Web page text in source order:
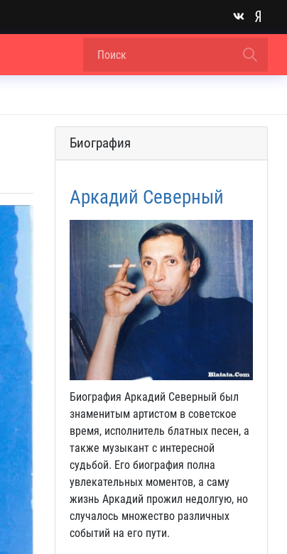
Биография
Аркадий Северный
Биография Аркадий Северный был
знаменитым артистом в советское
время, исполнитель блатных песен, а
также музыкант с интересной
судьбой. Его биография полна
увлекательных моментов, а саму
жизнь Аркадий прожил недолгую, но
случалось множество различных
событий на его пути.